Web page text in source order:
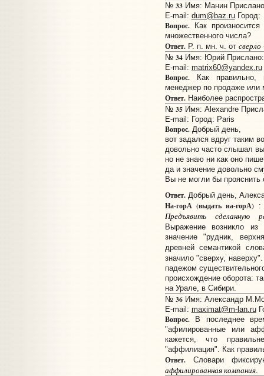
№ 33Имя: Манин
E-mail: dum@baz.ruГород:
Вопрос.Как
множественного числа?
Ответ.Р. п. мн. ч. от сверло
№ 34Имя: Юрий Прислано:
E-mail: matrix60@yandex.ru
Вопрос.Как правильно,
менеджер по продаже или
Ответ.Наиболее
№ 35Имя: Alexandre
E-mail: Город: Paris
Вопрос.Добрый день,
вот задался вдруг таким
довольно часто слышал
но не знаю ни как оно
да и значение довольно
Вы не могли бы прояснить
Ответ.Добрый день,
На-горА (выдать на-горА) :
Предъявить сделанную
Выражение возникло
значение "рудник,
древней семантикой
значило "сверху,
падежом
происхождение оборота:
на Урале, в Сибири.
№ 36Имя: Александр
E-mail: maximat@m-lan.ru
Вопрос.В последнее
"афилированные или
кажется, что
"аффилиация". Как
Ответ.Словари
аффилированная компания.